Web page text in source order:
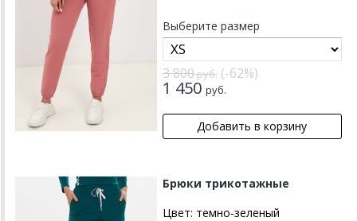
Выберите размер
3 800руб.(-62%)
1 450руб.
Брюки трикотажные
Цвет: темно-зеленый